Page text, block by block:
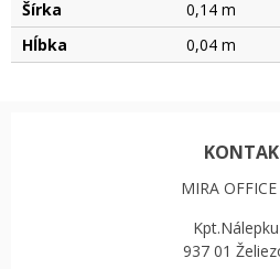
Šírka
0,14 m
Hĺbka
0,04 m
MIRA
937 01